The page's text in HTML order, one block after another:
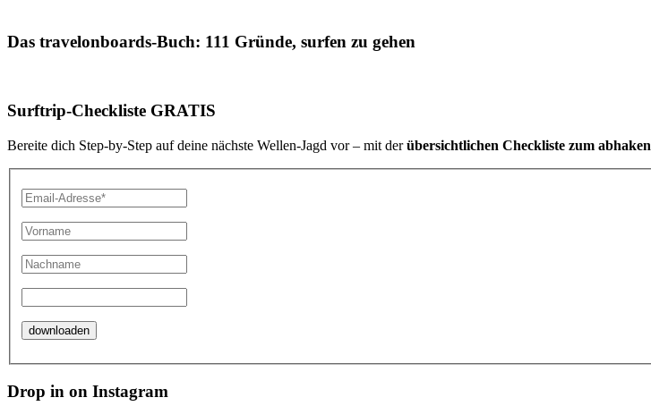
Das travelonboards-Buch: 111 Gründe, surfen zu gehen
Surftrip-Checkliste GRATIS
Bereite dich Step-by-Step auf deine nächste Wellen-Jagd vor – mit derübersichtlichen Checkliste zum abhaken
Drop in on Instagram